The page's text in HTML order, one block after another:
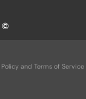
©
and Terms of Service